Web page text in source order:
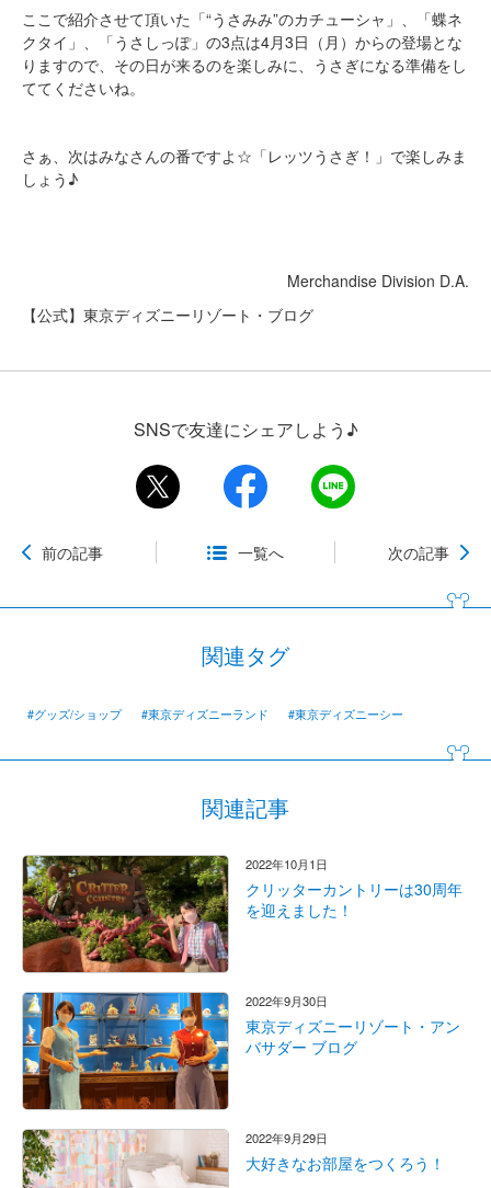
ここで紹介させて頂いた「“うさみみ”のカチューシャ」、「蝶ネ
クタイ」、「うさしっぽ」の3点は4月3日（月）からの登場とな
りますので、その日が来るのを楽しみに、うさぎになる準備をし
ててくださいね。
さぁ、次はみなさんの番ですよ☆「レッツうさぎ！」で楽しみま
しょう♪
Merchandise Division D.A.
【公式】東京ディズニーリゾート・ブログ
SNSで友達にシェアしよう♪
前の記事 一覧へ 次の記事
関連タグ
#グッズ/ショップ #東京ディズニーランド #東京ディズニーシー
関連記事
2022年10月1日
クリッターカントリーは30周年
を迎えました！
2022年9月30日
東京ディズニーリゾート・アン
バサダー ブログ
2022年9月29日
大好きなお部屋をつくろう！